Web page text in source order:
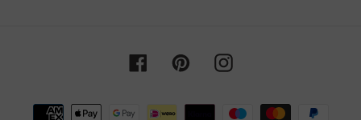
FacebookPinterestInstagram
Betaalmethoden